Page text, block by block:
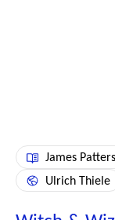
James
Ulrich Thiele